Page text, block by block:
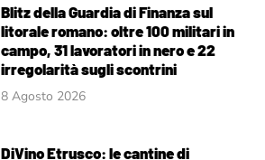
Blitz della Guardia di Finanza sul
litorale romano: oltre 100 militari in
campo, 31 lavoratori in nero e 22
irregolarità sugli scontrini
8 Agosto 2026
DiVino Etrusco: le cantine di